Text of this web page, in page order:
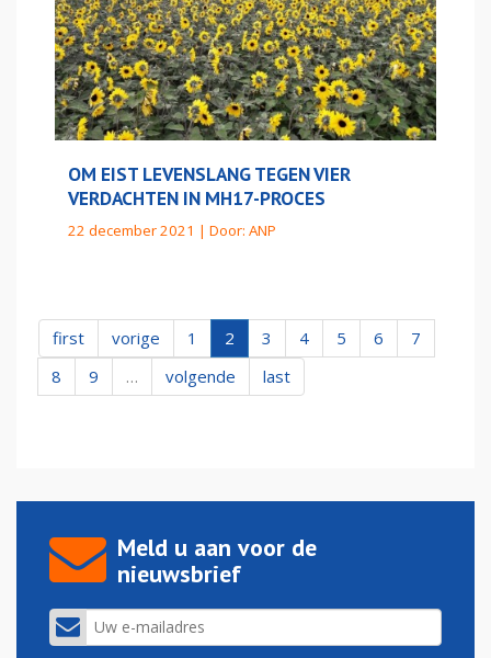
OM EIST LEVENSLANG TEGEN VIER
VERDACHTEN IN MH17-PROCES
22 december 2021 | Door: ANP
first vorige 1 2 3 4 5 6
7
8
9 … volgende last
Meld u aan voor de
nieuwsbrief